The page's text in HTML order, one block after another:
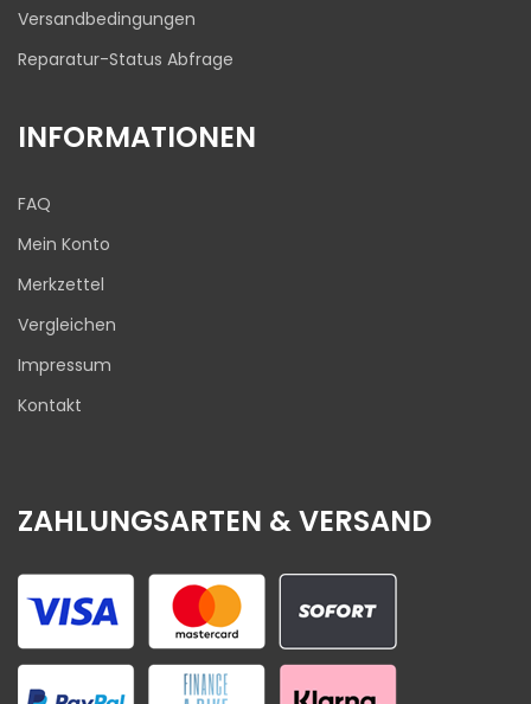
Versandbedingungen
Reparatur-Status Abfrage
INFORMATIONEN
FAQ
Mein Konto
Merkzettel
Vergleichen
Impressum
Kontakt
ZAHLUNGSARTEN & VERSAND